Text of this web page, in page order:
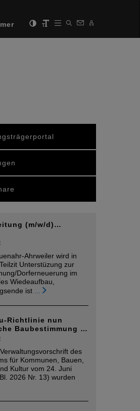
(m/w/d)…
Ahrweiler wird in
Unterstüzung zur
Dorferneuerung im
Wiedeaufbau,
ist
Richtlinie nun
Baubestimmung …
des
für Kommunen, Bauen,
Kultur vom 24. Juni
2026 Nr. 13) wurden